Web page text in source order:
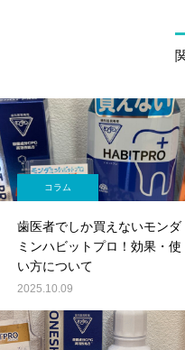
コラム
歯医者でしか買えないモンダ
ミンハビットプロ！効果・使
い方について
2025.10.09